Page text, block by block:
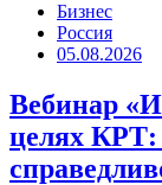
Бизнес
Россия
05.08.2026
Вебинар
целях КРТ: